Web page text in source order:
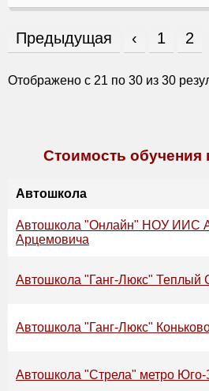
Предыдущая ‹ 1 2
Отображено с 21 по 30 из 30
Стоимость обучения
Автошкола
Автошкола "Онлайн" НОУ ИИС
Арцемовича
Автошкола "Ганг-Люкс" Теплый
Автошкола "Ганг-Люкс"
Автошкола "Стрела" метро Юго-